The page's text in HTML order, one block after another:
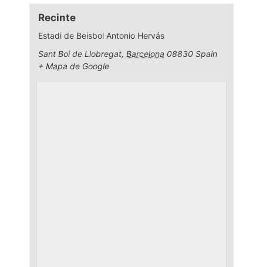
Recinte
Estadi de Beisbol Antonio Hervás
Sant Boi de Llobregat, Barcelona 08830 Spain
+ Mapa de Google